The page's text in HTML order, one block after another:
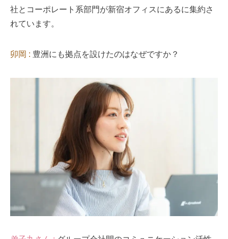
社とコーポレート系部門が新宿オフィスにあるに集約さ
れています。
卯岡 : 豊洲にも拠点を設けたのはなぜですか？